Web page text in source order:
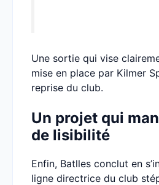
Une sortie qui vise
mise en place par Kilmer
reprise du club.
Un projet qui
de lisibilité
Enfin, Batlles conclut en
ligne directrice du club